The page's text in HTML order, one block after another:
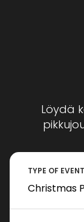
Löydä
TYPE OF EVENT